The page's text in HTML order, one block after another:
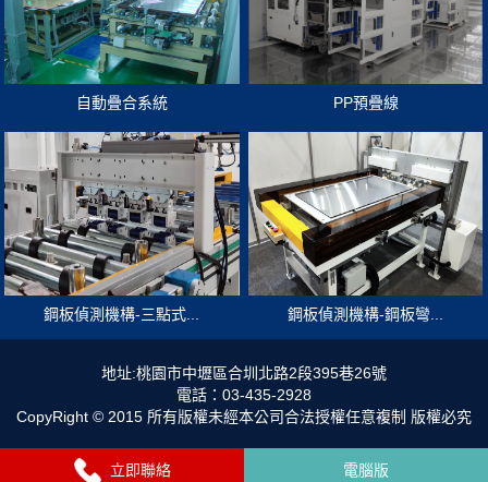
自動疊合系統 PP預疊線
鋼板偵測機構-三點式... 鋼板偵測機構-鋼板彎...
地址:桃園市中壢區合圳北路2段395巷26號
電話：03-435-2928
CopyRight © 2015 所有版權未經本公司合法授權任意複制 版權必究
立即聯絡 電腦版